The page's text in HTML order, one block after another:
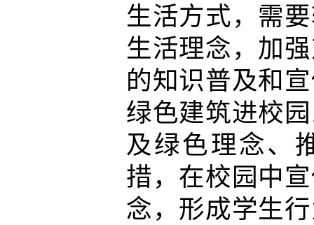
生活方式，需
生活理念，加
的知识普及和
绿色建筑进校
及绿色理念、
措，在校园中
念，形成学生